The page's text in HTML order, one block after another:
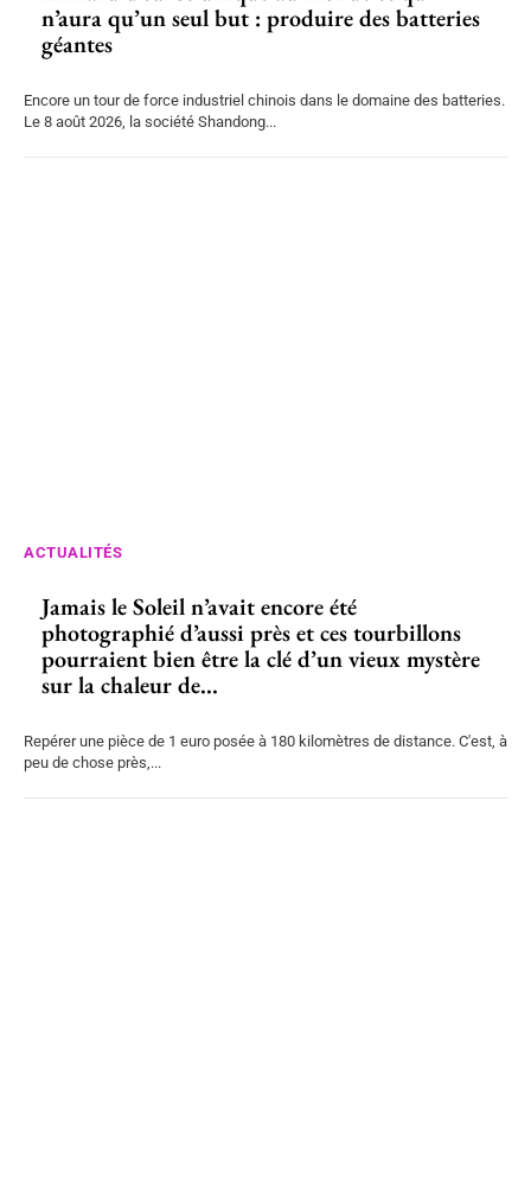
n’aura qu’un seul but : produire des batteries
géantes
Encore un tour de force industriel chinois dans le domaine des batteries.
Le 8 août 2026, la société Shandong...
ACTUALITÉS
Jamais le Soleil n’avait encore été
photographié d’aussi près et ces tourbillons
pourraient bien être la clé d’un vieux mystère
sur la chaleur de...
Repérer une pièce de 1 euro posée à 180 kilomètres de distance. C'est, à
peu de chose près,...